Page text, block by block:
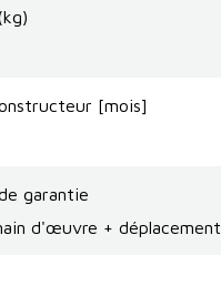
[mois]
garantie
d'œuvre + déplacement